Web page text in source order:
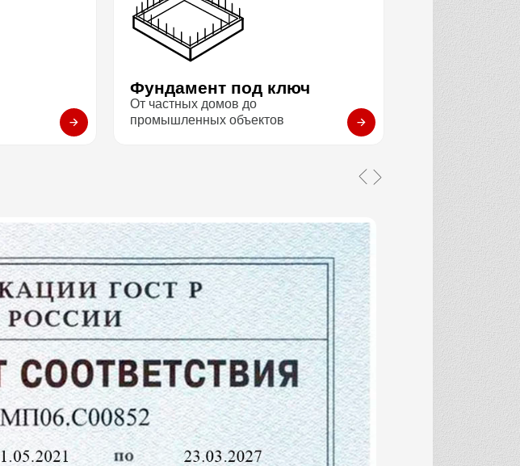
Фундамент под ключ
От частных домов до
промышленных объектов